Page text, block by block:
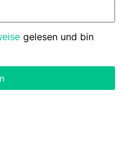
gelesen und bin